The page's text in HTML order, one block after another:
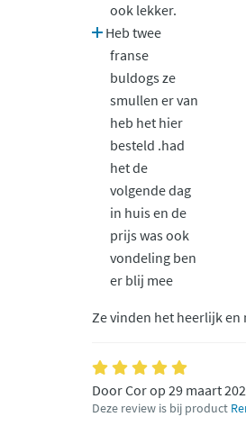
ook lekker.
Heb twee
franse
buldogs ze
smullen er van
heb het hier
besteld .had
het de
volgende dag
in huis en de
prijs was ook
vondeling ben
er blij mee
Ze vinden het heerlijk
Door Cor op 29 maart
Deze review is bij product